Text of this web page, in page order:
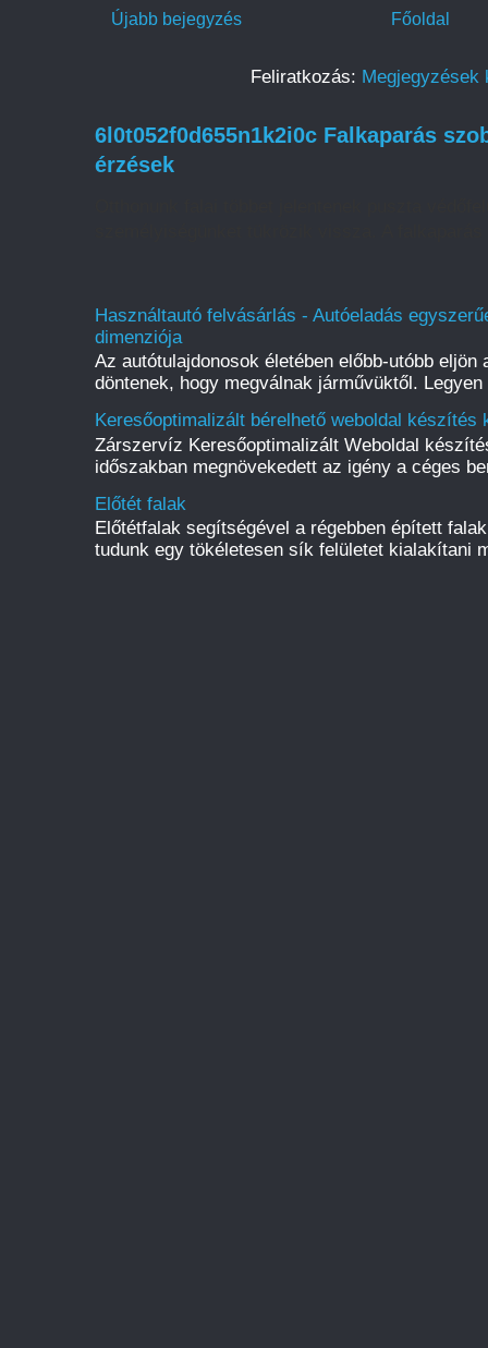
Újabb bejegyzés Főoldal
Feliratkozás: Megjegyzések
6l0t052f0d655n1k2i0c Falkaparás
érzések
Használtautó felvásárlás - Autóeladás
dimenziója
Az autótulajdonosok életében előbb-utóbb eljön
döntenek, hogy megválnak járművüktől.
Keresőoptimalizált bérelhető weboldal
Zárszervíz Keresőoptimalizált Weboldal
időszakban megnövekedett az igény a céges
Előtét falak
Előtétfalak segítségével a régebben épített
tudunk egy tökéletesen sík felületet kialakítani